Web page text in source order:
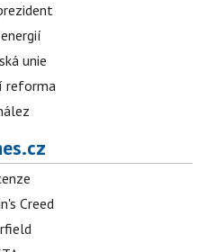
unie
reforma
Creed